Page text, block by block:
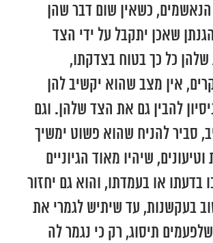
כשאין שום דבר שהן
שאכן יתקבל על ידי הצד
שלהן כל כך בטוח בצדקתו,
אין מצב שהוא יקשיב להן
להבין גם את הצד שלהן. וגם
סביר להניח שהוא פשוט ימשיך
שיהיו מאוד הגיוניים
בדעתו או בעמדתו, והוא גם יחזור
בעקשנות, עד שיתיש לגמרי את
תיסוג, רק כי נגמר לה